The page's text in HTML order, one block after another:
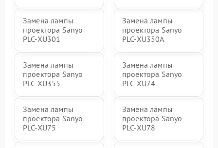
Замена лампы
проектора Sanyo
PLC-XU301
Замена лампы
проектора Sanyo
PLC-XU350A
Замена лампы
проектора Sanyo
PLC-XU355
Замена лампы
проектора Sanyo
PLC-XU74
Замена лампы
проектора Sanyo
PLC-XU75
Замена лампы
проектора Sanyo
PLC-XU78